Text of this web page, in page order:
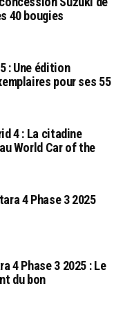
40 bougies
: Une édition
pour ses 55
4 : La citadine
World Car of the
4 Phase 3 2025
4 Phase 3 2025 : Le
du bon